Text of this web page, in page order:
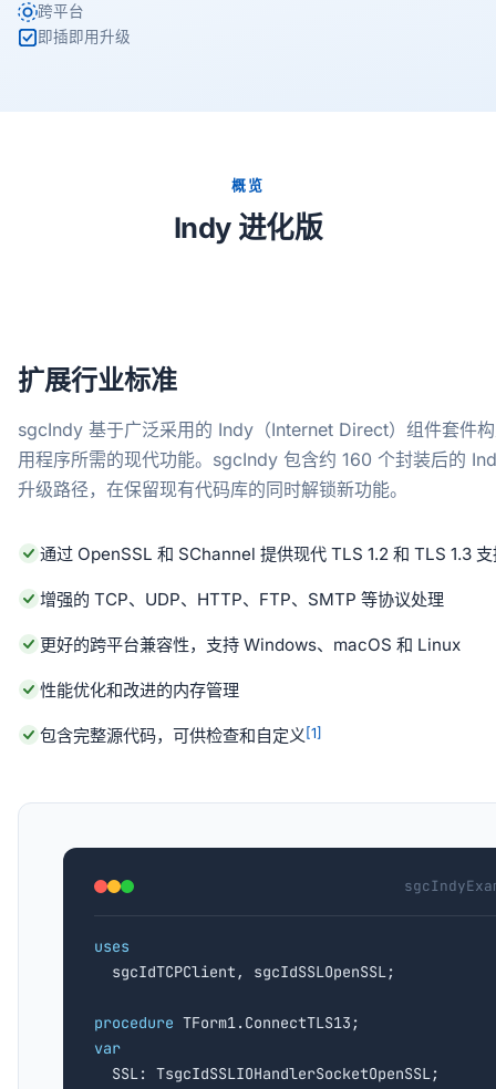
跨平台
即插即用升级
概览
Indy 进化版
扩展行业标准
sgcIndy 基于广泛采用的 Indy（Internet Direct）组件套件
用程序所需的现代功能。sgcIndy 包含约 160 个封装后的
升级路径，在保留现有代码库的同时解锁新功能。
通过 OpenSSL 和 SChannel 提供现代 TLS 1.2 和 TLS 1.3
增强的 TCP、UDP、HTTP、FTP、SMTP 等协议处理
更好的跨平台兼容性，支持 Windows、macOS 和 Linux
性能优化和改进的内存管理
包含完整源代码，可供检查和自定义 [1]
uses
sgcIdTCPClient, sgcIdSSLOpenSSL;
procedure
var